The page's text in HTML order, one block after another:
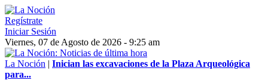
Regístrate
Iniciar Sesión
Viernes, 07 de Agosto de 2026 - 9:25 am
La Noción | Inician las excavaciones de la Plaza Arqueológica
para...